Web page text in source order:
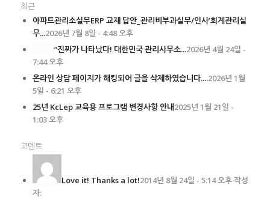
최근
아파트관리소실무ERP 교재 답안_관리비부과실무/인사’회계관리실
무...2026년 7월 8일 - 4:48 오후
“진짜가 나타났다! 대한민국 관리사무소...2026년 4월 24일 -
7:44 오후
온라인 상담 페이지가 해킹되어 글을 삭제하였습니다....2026년 1월
5일 - 6:21 오후
25년 KcLep 교육용 프로그램 변경사항 안내2025년 1월 21일 -
1:03 오후
코멘트
Love it! Thanks a lot!2014년 8월 24일 - 5:14 오후 작성
자: